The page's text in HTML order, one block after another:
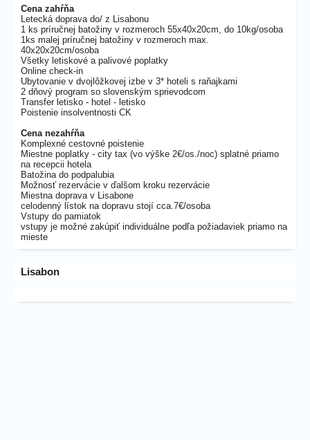
Cena zahŕňa
Letecká doprava do/ z Lisabonu
1 ks príručnej batožiny v rozmeroch 55x40x20cm, do 10kg/osoba
1ks malej príručnej batožiny v rozmeroch max.
40x20x20cm/osoba
Všetky letiskové a palivové poplatky
Online check-in
Ubytovanie v dvojlôžkovej izbe v 3* hoteli s raňajkami
2 dňový program so slovenským sprievodcom
Transfer letisko - hotel - letisko
Poistenie insolventnosti CK
Cena nezahŕňa
Komplexné cestovné poistenie
Miestne poplatky - city tax (vo výške 2€/os./noc) splatné priamo
na recepcii hotela
Batožina do podpalubia
Možnosť rezervácie v ďalšom kroku rezervácie
Miestna doprava v Lisabone
celodenný lístok na dopravu stojí cca.7€/osoba
Vstupy do pamiatok
vstupy je možné zakúpiť individuálne podľa požiadaviek priamo na
mieste
Lisabon